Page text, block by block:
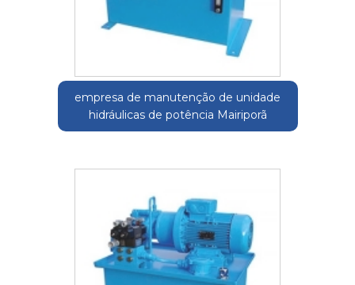
empresa de manutenção de unidade
hidráulicas de potência Mairiporã